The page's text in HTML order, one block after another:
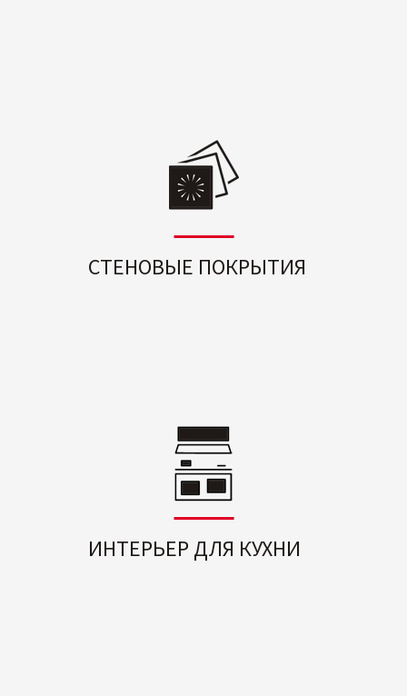
СТЕНОВЫЕ ПОКРЫТИЯ
ИНТЕРЬЕР ДЛЯ КУХНИ